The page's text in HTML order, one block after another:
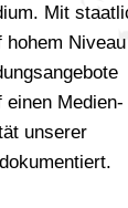
Mit
Medien-
unserer